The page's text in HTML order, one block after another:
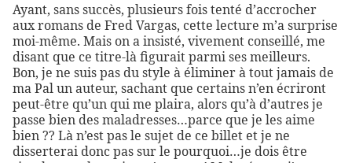
Ayant, sans succès, plusieurs fois tenté d’accrocher
aux romans de Fred Vargas, cette lecture m’a surprise
moi-même. Mais on a insisté, vivement conseillé, me
disant que ce titre-là figurait parmi ses meilleurs.
Bon, je ne suis pas du style à éliminer à tout jamais de
ma Pal un auteur, sachant que certains n’en écriront
peut-être qu’un qui me plaira, alors qu’à d’autres je
passe bien des maladresses…parce que je les aime
bien ?? Là n’est pas le sujet de ce billet et je ne
disserterai donc pas sur le pourquoi…je dois être